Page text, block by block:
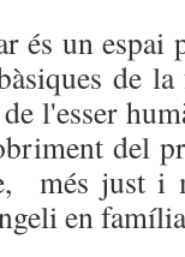
és un espai
de
l'esser
del
més just i
en